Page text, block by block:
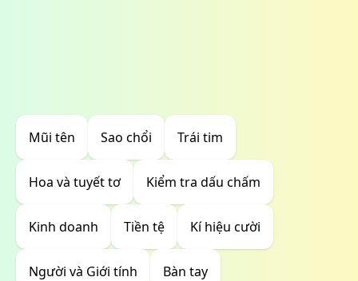
Mũi tên Sao chổi Trái tim
Hoa và tuyết tơ Kiểm tra dấu chấm
Kinh doanh Tiền tệ Kí hiệu cười
Người và Giới tính Bàn tay